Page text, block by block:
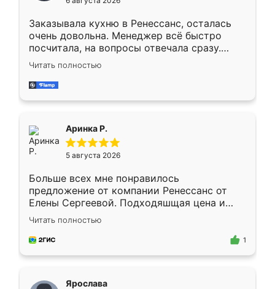
мебели буду заказывать только здесь.
Заказывала кухню в Ренессанс, осталась
очень довольна. Менеджер всё быстро
посчитала, на вопросы отвечала сразу.
Замерщик приехал в субботу, подошёл к
делу со всей ответственностью. Собрали
за день, ребята работали аккуратно, даже
Читать полностью
Аринка Р.
5 августа 2026
Больше всех мне понравилось
предложение от компании Ренессанс от
Елены Сергеевой. Подходяшщая цена и
короткие сроки изготовления. Приехавший
для замера сотрудник Владислав
предложил по моему эскизу самый
Читать полностью
1
Ярослава